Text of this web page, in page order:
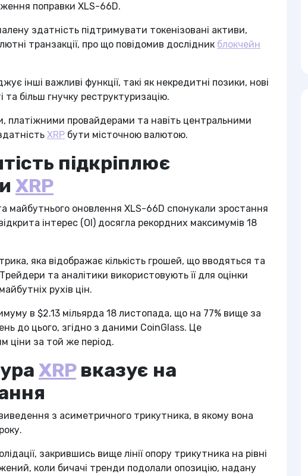
поправки XLS-66D.
здатність підтримувати токенізовані активи,
транзакції, про що повідомив дослідник блокчейн
інші важливі функції, такі як некредитні позики, нові
та більш гнучку реструктуризацію.
платіжними провайдерами та навіть центральними
XRP бути місточною валютою.
підкріплює
XRP
майбутнього оновлення XLS-66D спонукали зростання
інтерес (OI) досягла рекордних максимумів 18
яка відображає кількість грошей, що вводяться та
та аналітики використовують її для оцінки
рухів цін.
в $2.13 мільярда 18 листопада, що на 77% вище за
до цього, згідно з даними CoinGlass. Це
ціни за той же період.
XRPвказує на
з асиметричного трикутника, в якому вона
закрившись вище лінії опору трикутника на рівні
коли бичачі тренди подолали опозицію, надану